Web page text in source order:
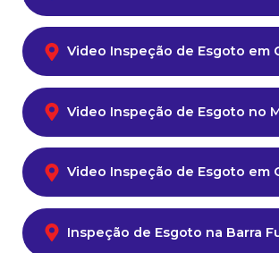
Video Inspeção de Esgoto em
Video Inspeção de Esgoto no
Video Inspeção de Esgoto em
Inspeção de Esgoto na Barra